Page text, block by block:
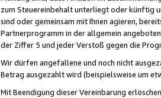
zum Steuereinbehalt unterliegt oder künftig
sind oder gemeinsam mit Ihnen agieren,
Partnerprogramm in der allgemein
der Ziffer 5 und jeder Verstoß gegen die
Wir dürfen angefallene und noch nicht
Betrag ausgezahlt wird (beispielsweise um
Mit Beendigung dieser Vereinbarung